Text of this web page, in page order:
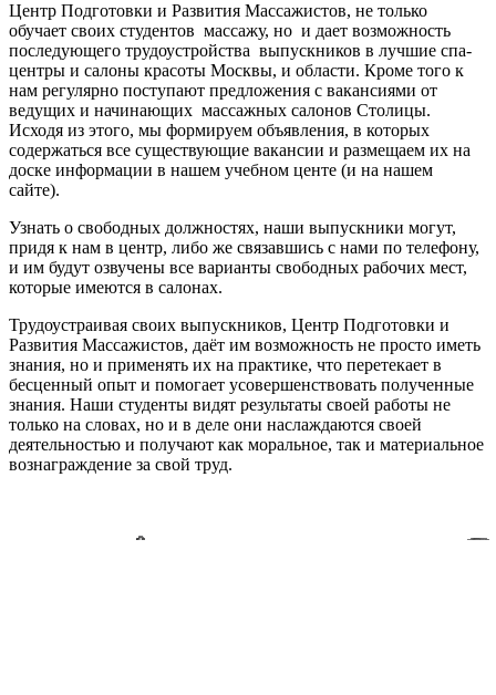
Центр Подготовки и Развития Массажистов, не только
обучает своих студентов массажу, но и дает возможность
последующего трудоустройства выпускников в лучшие спа-
центры и салоны красоты Москвы, и области. Кроме того к
нам регулярно поступают предложения с вакансиями от
ведущих и начинающих массажных салонов Столицы.
Исходя из этого, мы формируем объявления, в которых
содержаться все существующие вакансии и размещаем их на
доске информации в нашем учебном центе (и на нашем
сайте).
Узнать о свободных должностях, наши выпускники могут,
придя к нам в центр, либо же связавшись с нами по телефону,
и им будут озвучены все варианты свободных рабочих мест,
которые имеются в салонах.
Трудоустраивая своих выпускников, Центр Подготовки и
Развития Массажистов, даёт им возможность не просто иметь
знания, но и применять их на практике, что перетекает в
бесценный опыт и помогает усовершенствовать полученные
знания. Наши студенты видят результаты своей работы не
только на словах, но и в деле они наслаждаются своей
деятельностью и получают как моральное, так и материальное
вознаграждение за свой труд.